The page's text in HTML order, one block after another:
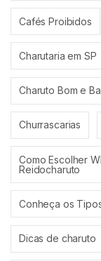
Cafés Proibidos
Charutaria em SP
Charuto Bom e
Churrascarias
Como Escolher
Reidocharuto
Conheça os
Dicas de charuto